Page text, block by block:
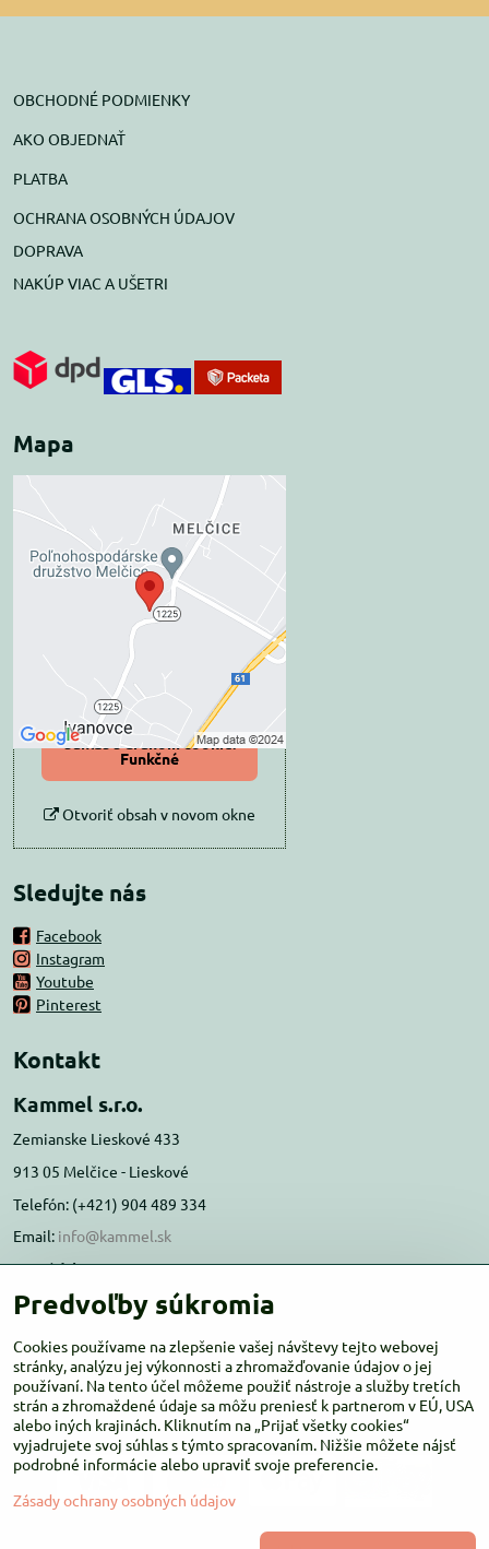
OBCHODNÉ PODMIENKY
AKO OBJEDNAŤ
PLATBA
OCHRANA OSOBNÝCH ÚDAJOV
DOPRAVA
NAKÚP VIAC A UŠETRI
Mapa
Externý obsah je
blokovaný Voľbami
súkromia
Prajete si načítať externý obsah?
Povoliť tentokrát
Povoliť a zapamätať -
súhlas s druhom cookie:
Funkčné
Otvoriť obsah v novom okne
Sledujte nás
Facebook
Instagram
Youtube
Pinterest
Kontakt
Kammel s.r.o.
Zemianske Lieskové 433
913 05 Melčice - Lieskové
Telefón: (+421) 904 489 334
Email: info@kammel.sk
Prevádzka:
Administratívna budova PD Melčice
Otváracie hodiny:PO-ŠT 8:00 - 16:00
PIA-NE Zatvorené
Predvoľby súkromia
Cookies používame na zlepšenie vašej návštevy tejto webovej
stránky, analýzu jej výkonnosti a zhromažďovanie údajov o jej
používaní. Na tento účel môžeme použiť nástroje a služby tretích
strán a zhromaždené údaje sa môžu preniesť k partnerom v EÚ, USA
alebo iných krajinách. Kliknutím na „Prijať všetky cookies“
vyjadrujete svoj súhlas s týmto spracovaním. Nižšie môžete nájsť
podrobné informácie alebo upraviť svoje preferencie.
Zásady ochrany osobných údajov